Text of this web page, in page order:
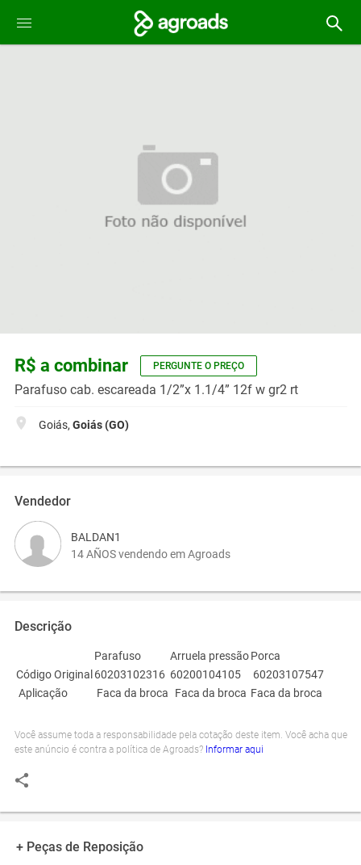
R$ a combinar PERGUNTE O PREÇO
Parafuso cab. escareada 1/2”x 1.1/4” 12f w gr2 rt
Goiás, Goiás (GO)
Vendedor
BALDAN1
14 AÑOS vendendo em Agroads
Descrição
Parafuso Arruela pressão Porca
Código Original 60203102316 60200104105
60203107547
Aplicação
Faca da broca Faca da broca Faca da broca
Você assume toda a responsabilidade pela cotação deste item. Você acha que
este anúncio é contra a política de Agroads? Informar aqui
+ Peças de Reposição